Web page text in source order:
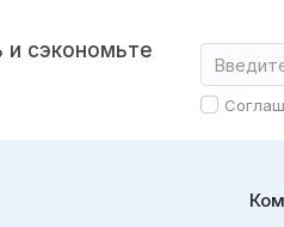
сэкономьте